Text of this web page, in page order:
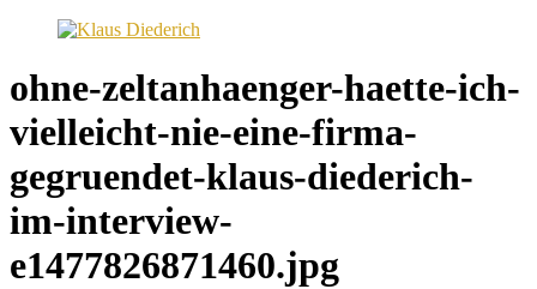
ohne-zeltanhaenger-haette-ich-
vielleicht-nie-eine-firma-
gegruendet-klaus-diederich-
im-interview-
e1477826871460.jpg